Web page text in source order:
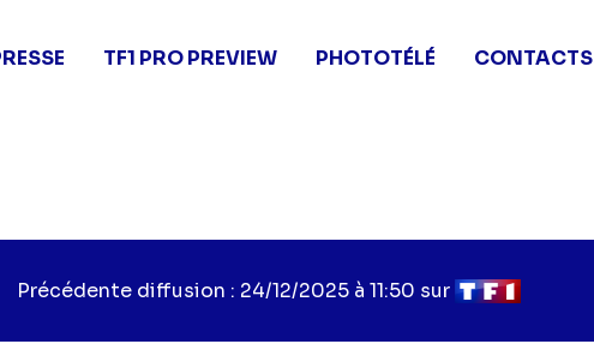
TF1 PRO PREVIEW PHOTOTÉLÉ CONTACTS
Précédente diffusion : 24/12/2025 à 11:50 sur